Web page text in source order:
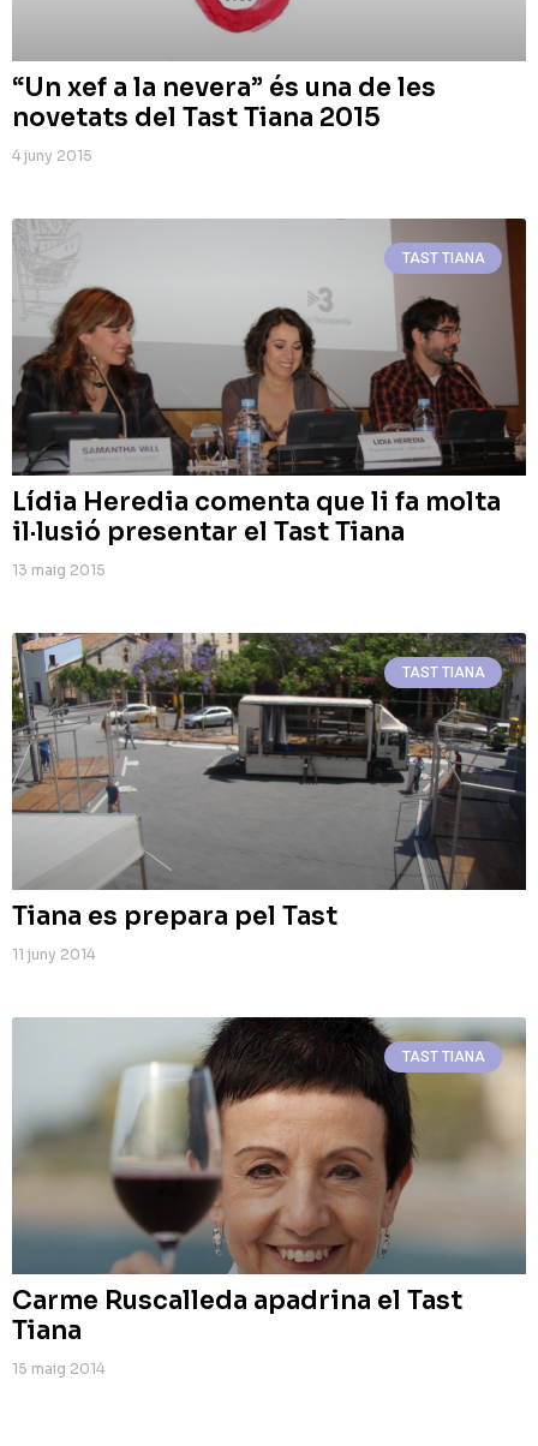
“Un xef a la nevera” és una de les
novetats del Tast Tiana 2015
4 juny 2015
TAST TIANA
Lídia Heredia comenta que li fa molta
il·lusió presentar el Tast Tiana
13 maig 2015
TAST TIANA
Tiana es prepara pel Tast
11 juny 2014
TAST TIANA
Carme Ruscalleda apadrina el Tast
Tiana
15 maig 2014